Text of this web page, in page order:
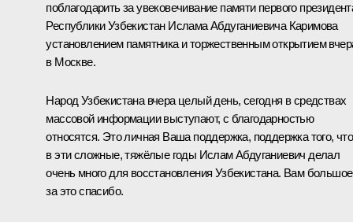
поблагодарить за увековечивание памяти первого
Республики Узбекистан Ислама Абдуганиевича Каримова
установлением памятника и торжественным открытием
в Москве.
Народ Узбекистана вчера целый день, сегодня в средствах
массовой информации выступают, с благодарностью
относятся. Это личная Ваша поддержка, поддержка того, что
в эти сложные, тяжёлые годы Ислам Абдуганиевич делал
очень много для восстановления Узбекистана. Вам большое
за это спасибо.